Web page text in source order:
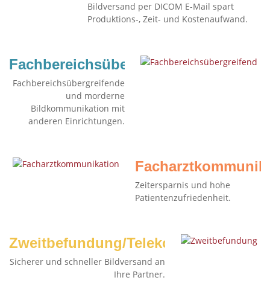
Bildversand per DICOM E-Mail spart
Produktions-, Zeit- und Kostenaufwand.
Fachbereichsübergreifend
Fachbereichsübergreifende
und morderne
Bildkommunikation mit
anderen Einrichtungen.
Zeitersparnis und hohe
Patientenzufriedenheit.
Zweitbefundung/Telekonsil
Sicherer und schneller Bildversand an
Ihre Partner.